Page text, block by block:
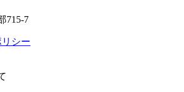
715-7
シー